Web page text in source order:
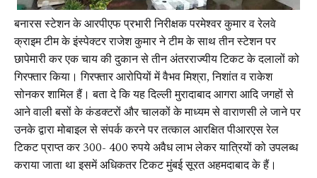
बनारस स्टेशन के आरपीएफ प्रभारी निरीक्षक परमेश्वर कुमार व रेलवे
क्राइम टीम के इंस्पेक्टर राजेश कुमार ने टीम के साथ तीन स्टेशन पर
छापेमारी कर एक चाय की दुकान से तीन अंतरराज्यीय टिकट के दलालों को
गिरफ्तार किया। गिरफ्तार आरोपियों में वैभव मिश्रा, निशांत व राकेश
सोनकर शामिल हैं। बता दे कि यह दिल्ली मुरादाबाद आगरा आदि जगहों से
आने वाली बसों के कंडक्टरों और चालकों के माध्यम से वाराणसी ले जाने पर
उनके द्वारा मोबाइल से संपर्क करने पर तत्काल आरक्षित पीआरएस रेल
टिकट प्राप्त कर 300- 400 रुपये अवैध लाभ लेकर यात्रियों को उपलब्ध
कराया जाता था इसमें अधिकतर टिकट मुंबई सूरत अहमदाबाद के हैं।